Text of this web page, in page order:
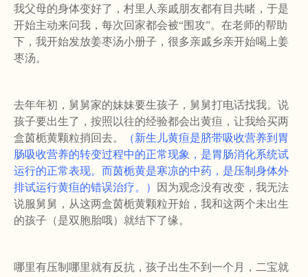
我父母的身体变好了，村里人亲戚朋友都有目共睹，于是
开始主动来问我，每次回家都会被“围攻”。在老师的帮助
下，我开始发放姜枣汤小册子，很多亲戚乡亲开始喝上姜
枣汤。
去年年初，舅舅家的妹妹要生孩子，舅舅打电话找我。说
孩子要出生了，按照以往的经验都会出黄疸，让我给买两
盒茵栀黄颗粒捎回去。
（新生儿黄疸是脐带吸收营养到胃
肠吸收营养的转变过程中的正常现象，是胃肠消化系统试
运行的正常表现。而茵栀黄是寒凉的中药，是压制身体外
排试运行黄疸的错误治疗。）
因为观念没有改变，我无法
说服舅舅，从这两盒茵栀黄颗粒开始，我和这两个未出生
的孩子（是双胞胎哦）就结下了缘。
哪里有压制哪里就有反抗，孩子出生不到一个月，二宝就